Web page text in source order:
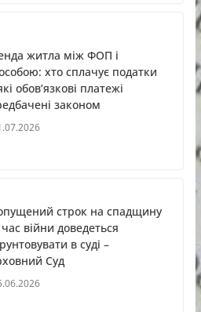
житла між ФОП і
хто сплачує податки
обов’язкові платежі
законом
строк на спадщину
час війни доведеться
в суді –
Суд